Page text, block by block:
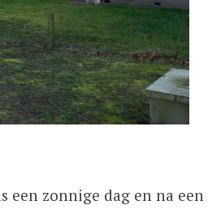
een zonnige dag en na een